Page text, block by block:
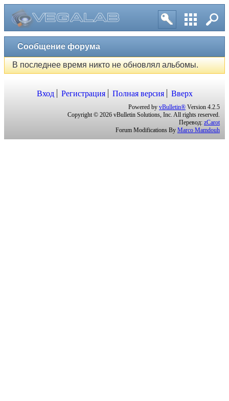
Сообщение форума
В последнее время никто не обновлял альбомы.
Вход Регистрация Полная версия Вверх
Powered by vBulletin® Version 4.2.5
Copyright © 2026 vBulletin Solutions, Inc. All rights reserved.
Перевод: zCarot
Forum Modifications By Marco Mamdouh